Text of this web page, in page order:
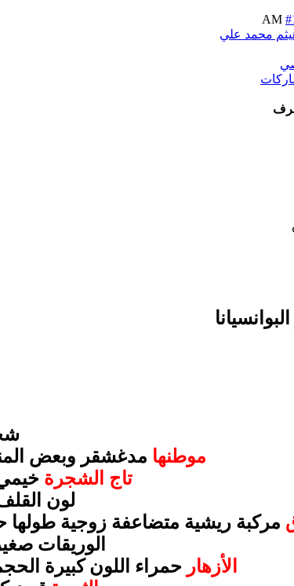
موطنها مدغشقر وبعض
تاج الشجرة
لون
مركبة ريشية متضاعفة زوجية طولها حوالي 30-60 قدم تتكون من عدد من الوريقات المركبة من
الوريقات
الأزهار حمراء اللون كبيرة